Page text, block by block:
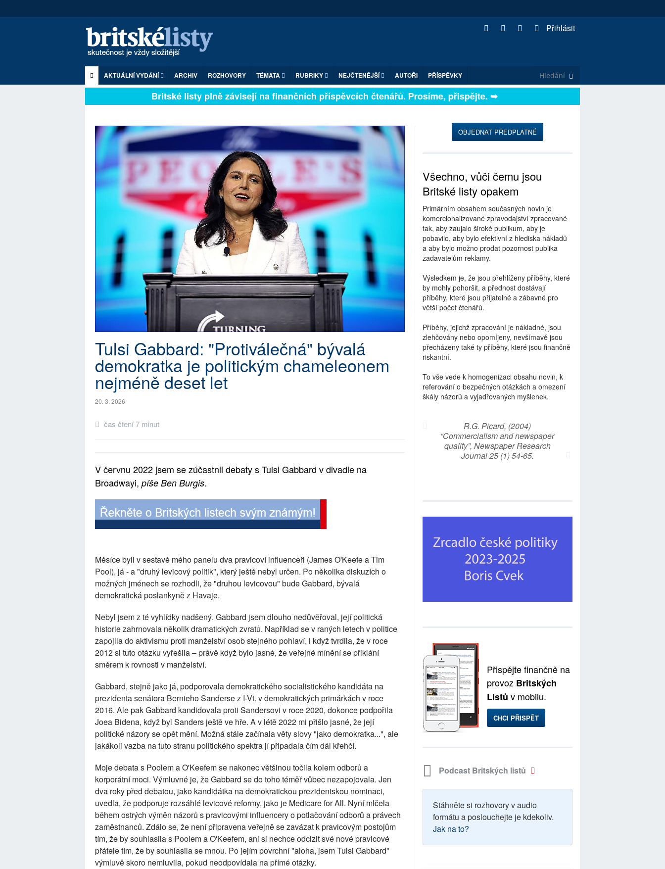
Přihlásit
AKTUÁLNÍ VYDÁNÍ ARCHIV ROZHOVORY TÉMATA RUBRIKY NEJČTENĚJŠÍ AUTOŘI PŘÍSPĚVKY
Britské listy plně závisejí na finančních příspěvcích čtenářů. Prosíme, přispějte. ➥
Tulsi Gabbard: "Protiválečná" bývalá
demokratka je politickým chameleonem
nejméně deset let
20. 3. 2026
čas čtení 7 minut
V červnu 2022 jsem se zúčastnil debaty s Tulsi Gabbard v divadle na
Broadwayi, píše Ben Burgis.
Měsíce byli v sestavě mého panelu dva pravicoví influenceři (James O'Keefe a Tim
Pool), já - a "druhý levicový politik", který ještě nebyl určen. Po několika diskuzích o
možných jménech se rozhodli, že "druhou levicovou" bude Gabbard, bývalá
demokratická poslankyně z Havaje.
Nebyl jsem z té vyhlídky nadšený. Gabbard jsem dlouho nedůvěřoval, její politická
historie zahrnovala několik dramatických zvratů. Například se v raných letech v politice
zapojila do aktivismu proti manželství osob stejného pohlaví, i když tvrdila, že v roce
2012 si tuto otázku vyřešila – právě když bylo jasné, že veřejné mínění se přiklání
směrem k rovnosti v manželství.
Gabbard, stejně jako já, podporovala demokratického socialistického kandidáta na
prezidenta senátora Bernieho Sanderse z I-Vt. v demokratických primárkách v roce
2016. Ale pak Gabbard kandidovala proti Sandersovi v roce 2020, dokonce podpořila
Joea Bidena, když byl Sanders ještě ve hře. A v létě 2022 mi přišlo jasné, že její
politické názory se opět mění. Možná stále začínala věty slovy "jako demokratka...", ale
jakákoli vazba na tuto stranu politického spektra jí připadala čím dál křehčí.
Moje debata s Poolem a O'Keefem se nakonec většinou točila kolem odborů a
korporátní moci. Výmluvné je, že Gabbard se do toho téměř vůbec nezapojovala. Jen
dva roky před debatou, jako kandidátka na demokratickou prezidentskou nominaci,
uvedla, že podporuje rozsáhlé levicové reformy, jako je Medicare for All. Nyní mlčela
během ostrých výměn názorů s pravicovými influencery o potlačování odborů a právech
zaměstnanců. Zdálo se, že není připravena veřejně se zavázat k pravicovým postojům
tím, že by souhlasila s Poolem a O'Keefem, ani si nechce odcizit své nové pravicové
přátele tím, že by souhlasila se mnou. Po jejím povrchní "aloha, jsem Tulsi Gabbard"
výmluvě skoro nemluvila, pokud neodpovídala na přímé otázky.
OBJEDNAT PŘEDPLATNÉ
Všechno, vůči čemu jsou
Britské listy opakem
Primárním obsahem současných novin je
komercionalizované zpravodajství zpracované
tak, aby zaujalo široké publikum, aby je
pobavilo, aby bylo efektivní z hlediska nákladů
a aby bylo možno prodat pozornost publika
zadavatelům reklamy.
Výsledkem je, že jsou přehlíženy příběhy, které
by mohly pohoršit, a přednost dostávají
příběhy, které jsou přijatelné a zábavné pro
větší počet čtenářů.
Příběhy, jejichž zpracování je nákladné, jsou
zlehčovány nebo opomíjeny, nevšímavě jsou
přecházeny také ty příběhy, které jsou finančně
riskantní.
To vše vede k homogenizaci obsahu novin, k
referování o bezpečných otázkách a omezení
škály názorů a vyjadřovaných myšlenek.
R.G. Picard, (2004)
“Commercialism and newspaper
quality”, Newspaper Research
Journal 25 (1) 54-65.
Přispějte finančně na
provoz Britských
Listů v mobilu.
CHCI PŘISPĚT
Podcast Britských listů
Stáhněte si rozhovory v audio
formátu a poslouchejte je kdekoliv.
Jak na to?